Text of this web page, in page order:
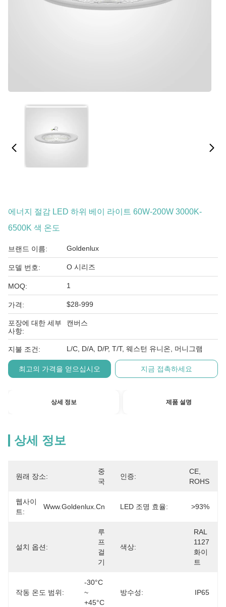
에너지 절감 LED 하위 베이 라이트 60W-200W 3000K-
6500K 색 온도
브랜드 이름: Goldenlux
모델 번호: O 시리즈
MOQ: 1
가격: $28-999
포장에 대한 세부
사항:
캔버스
지불 조건: L/C, D/A, D/P, T/T, 웨스턴 유니온, 머니그램
최고의 가격을 얻으십시오 지금 접촉하세요
상세 정보 제품 설명
상세 정보
원래 장소:
중
국
인증:
CE,
ROHS
웹사이
트:
Www.goldenlux.cn LED 조명 효율: >93%
설치 옵션:
루
프
걸
기
색상:
RAL
1127
화이
트
작동 온도 범위:
-30°C
~
+45°C
방수성: IP65